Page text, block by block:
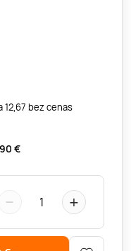
12,67 bez cenas
€
− 1 +